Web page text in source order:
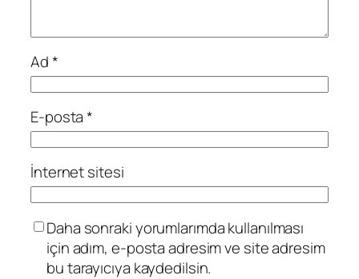
Ad*
E-posta*
İnternet sitesi
Daha sonraki yorumlarımda kullanılması
için adım, e-posta adresim ve site adresim
bu tarayıcıya kaydedilsin.